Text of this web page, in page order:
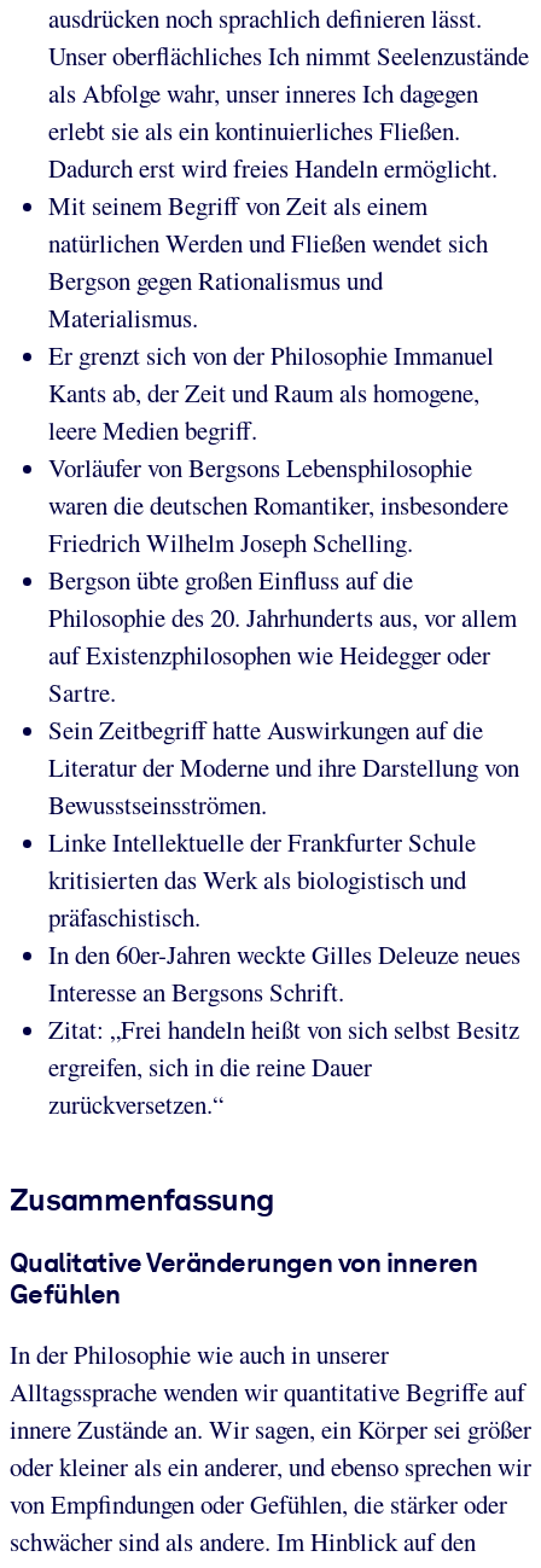
ausdrücken noch sprachlich definieren lässt.
Unser oberflächliches Ich nimmt Seelenzustände
als Abfolge wahr, unser inneres Ich dagegen
erlebt sie als ein kontinuierliches Fließen.
Dadurch erst wird freies Handeln ermöglicht.
Mit seinem Begriff von Zeit als einem
natürlichen Werden und Fließen wendet sich
Bergson gegen Rationalismus und
Materialismus.
Er grenzt sich von der Philosophie Immanuel
Kants ab, der Zeit und Raum als homogene,
leere Medien begriff.
Vorläufer von Bergsons Lebensphilosophie
waren die deutschen Romantiker, insbesondere
Friedrich Wilhelm Joseph Schelling.
Bergson übte großen Einfluss auf die
Philosophie des 20. Jahrhunderts aus, vor allem
auf Existenzphilosophen wie Heidegger oder
Sartre.
Sein Zeitbegriff hatte Auswirkungen auf die
Literatur der Moderne und ihre Darstellung von
Bewusstseinsströmen.
Linke Intellektuelle der Frankfurter Schule
kritisierten das Werk als biologistisch und
präfaschistisch.
In den 60er-Jahren weckte Gilles Deleuze neues
Interesse an Bergsons Schrift.
Zitat: „Frei handeln heißt von sich selbst Besitz
ergreifen, sich in die reine Dauer
zurückversetzen.“
Zusammenfassung
Qualitative Veränderungen von inneren
Gefühlen
In der Philosophie wie auch in unserer
Alltagssprache wenden wir quantitative Begriffe auf
innere Zustände an. Wir sagen, ein Körper sei größer
oder kleiner als ein anderer, und ebenso sprechen wir
von Empfindungen oder Gefühlen, die stärker oder
schwächer sind als andere. Im Hinblick auf den